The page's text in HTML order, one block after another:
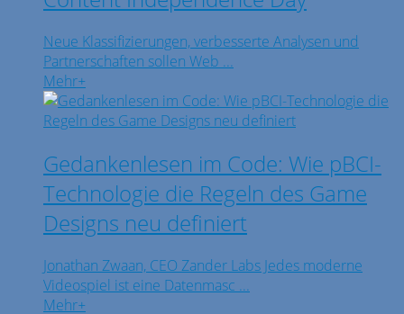
Neue Klassifizierungen, verbesserte Analysen und
Partnerschaften sollen Web ...
Mehr+
Gedankenlesen im Code: Wie pBCI-
Technologie die Regeln des Game
Designs neu definiert
Jonathan Zwaan, CEO Zander Labs Jedes moderne
Videospiel ist eine Datenmasc ...
Mehr+